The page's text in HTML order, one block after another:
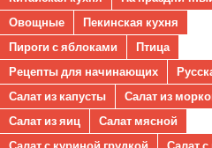
Овощные
Пекинская кухня
Пироги с яблоками
Птица
Рецепты для начинающих
Салат из капусты
Салат из
Салат из яиц
Салат мясной